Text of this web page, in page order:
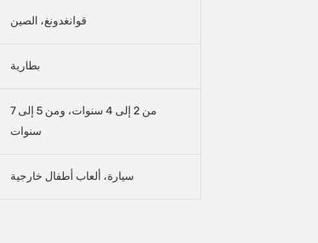
قوانغدونغ، الصين
بطارية
من 2 إلى 4 سنوات، ومن 5 إلى 7
سنوات
سيارة، ألعاب أطفال خارجية